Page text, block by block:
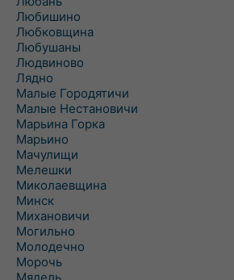
Любишино
Любковщина
Любушаны
Людвиново
Лядно
Малые Городятичи
Малые Нестановичи
Марьина Горка
Марьино
Мачулищи
Мелешки
Миколаевщина
Минск
Михановичи
Могильно
Молодечно
Морочь